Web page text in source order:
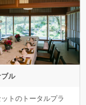
ル
トのトータルプラ